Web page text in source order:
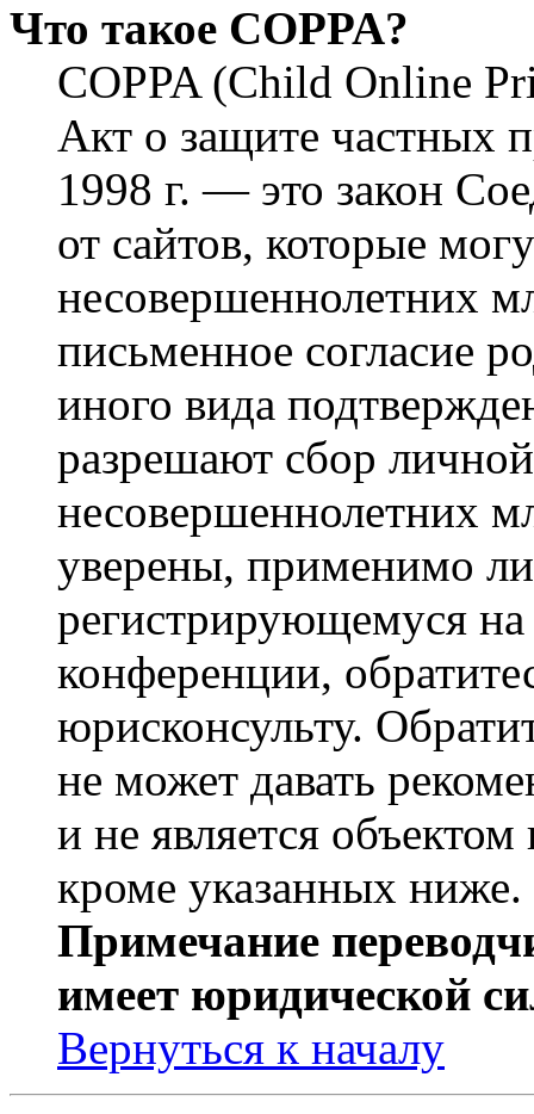
Что такое COPPA?
COPPA (Child Online
Акт о защите частных
1998 г. — это закон
от сайтов, которые
несовершеннолетних
письменное согласие
иного вида
разрешают сбор
несовершеннолетних
уверены, применимо
регистрирующемуся
конференции,
юрисконсульту.
не может давать
и не является
кроме указанных ниже.
Примечание
имеет юридической
Вернуться к началу